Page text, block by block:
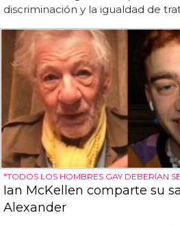
discriminación y la igualdad de
"TODOS LOS HOMBRES GAY DEBERÍAN
Ian McKellen comparte su
Alexander